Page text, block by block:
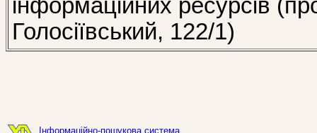
інформаційних ресурсів
Голосіївський, 122/1)
Інформаційно-пошукова система